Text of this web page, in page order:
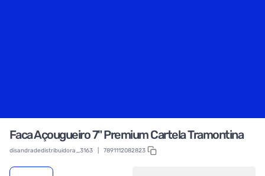
Faca Açougueiro 7" Premium Cartela Tramontina
disandradedistribuidora_3163 7891112082823